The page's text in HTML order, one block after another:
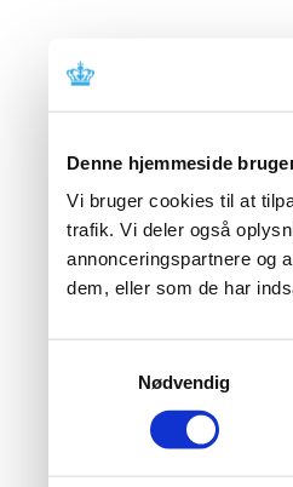
Denne hjemmeside
Vi bruger cookies til at
trafik. Vi deler også
annonceringspartnere og
dem, eller som de har
Nødvendig